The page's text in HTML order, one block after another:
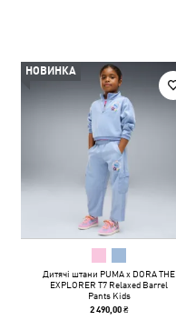
НОВИНКА
Дитячі штани PUMA x DORA THE
EXPLORER T7 Relaxed Barrel
Pants Kids
2 490,00 ₴